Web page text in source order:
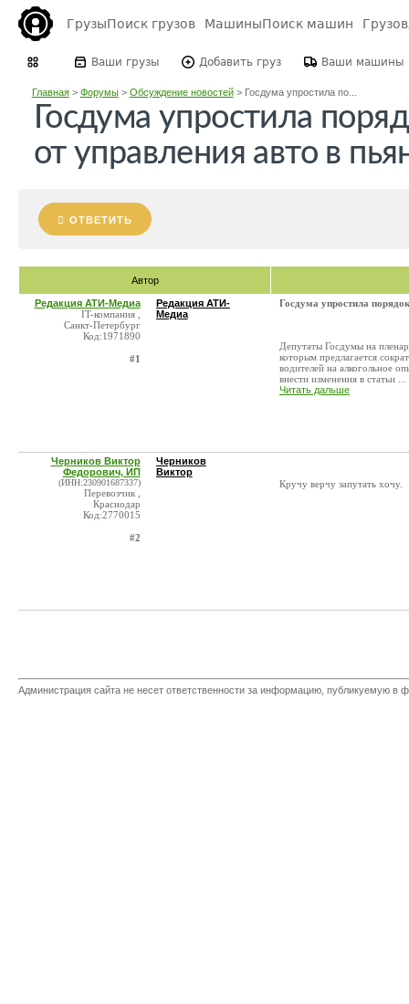
ГрузыПоиск грузов МашиныПоиск машин
Ваши грузы Добавить груз Ваши машины
Главная> Форумы> Обсуждение новостей> Госдума упростила по...
Госдума упростила
от управления авто в
ОТВЕТИТЬ
Автор
Редакция АТИ-Медиа
IT-компания ,
Санкт-Петербург
Код:1971890
#1
Редакция АТИ-
Медиа
Госдума упростила
Депутаты Госдумы на
которым предлагается
водителей на алкогольное
внести изменения в статьи ...
Читать дальше
Черников Виктор
Федорович, ИП
(ИНН:230901687337)
Перевозчик ,
Краснодар
Код:2770015
#2
Черников
Виктор
Кручу верчу запутать хочу.
Администрация сайта не несет ответственности за информацию, публикуемую